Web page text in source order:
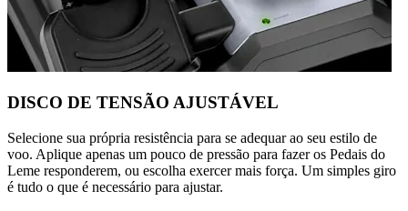
DISCO DE TENSÃO AJUSTÁVEL
Selecione sua própria resistência para se adequar ao seu estilo de
voo. Aplique apenas um pouco de pressão para fazer os Pedais do
Leme responderem, ou escolha exercer mais força. Um simples giro
é tudo o que é necessário para ajustar.